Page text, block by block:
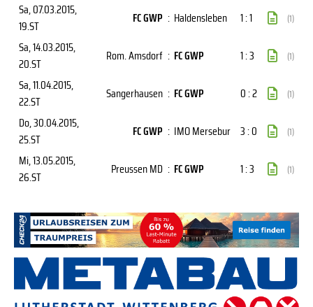
Sa, 07.03.2015,
19.ST
FC GWP : Haldensleben 1 : 1 (1)
Sa, 14.03.2015,
20.ST
Rom. Amsdorf : FC GWP 1 : 3 (1)
Sa, 11.04.2015,
22.ST
Sangerhausen : FC GWP 0 : 2 (1)
Do, 30.04.2015,
25.ST
FC GWP : IMO Mersebur 3 : 0 (1)
Mi, 13.05.2015,
26.ST
Preussen MD : FC GWP 1 : 3 (1)